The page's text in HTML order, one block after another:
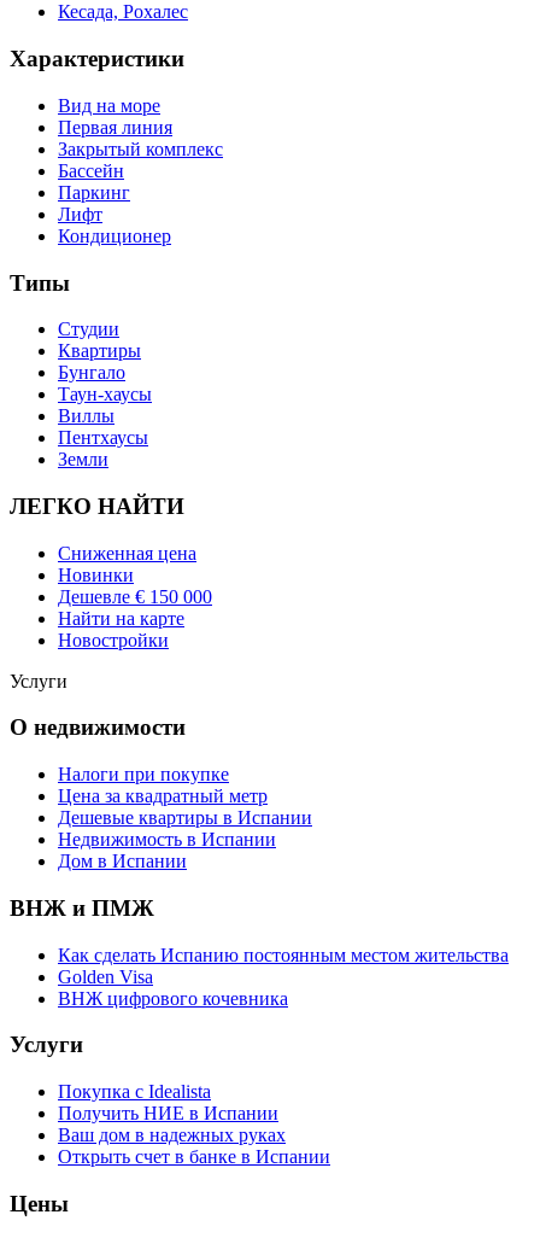
Кесада, Рохалес
Характеристики
Вид на море
Первая линия
Закрытый комплекс
Бассейн
Паркинг
Лифт
Кондиционер
Типы
Студии
Квартиры
Бунгало
Таун-хаусы
Виллы
Пентхаусы
Земли
ЛЕГКО НАЙТИ
Сниженная цена
Новинки
Дешевле € 150 000
Найти на карте
Новостройки
Услуги
О недвижимости
Налоги при покупке
Цена за квадратный метр
Дешевые квартиры в Испании
Hедвижимость в Испании
Дом в Испании
ВНЖ и ПМЖ
Как сделать Испанию постоянным местом жительства
Golden Visa
ВНЖ цифрового кочевника
Услуги
Покупка с Idealista
Получить НИЕ в Испании
Ваш дом в надежных руках
Открыть счет в банке в Испании
Цены